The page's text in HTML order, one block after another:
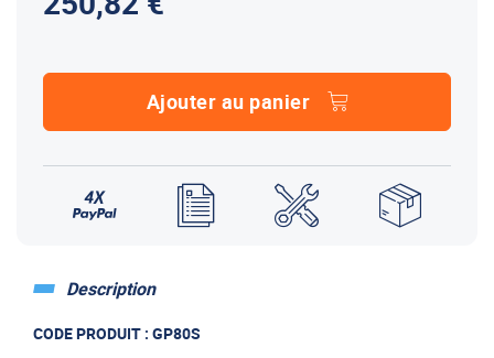
Ajouter au panier
Description
CODE PRODUIT : GP80S